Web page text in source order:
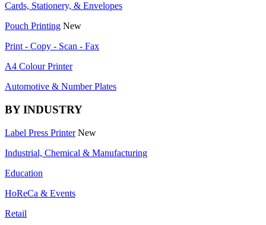
Cards, Stationery, & Envelopes
Pouch Printing New
Print - Copy - Scan - Fax
A4 Colour Printer
Automotive & Number Plates
BY INDUSTRY
Label Press Printer New
Industrial, Chemical & Manufacturing
Education
HoReCa & Events
Retail